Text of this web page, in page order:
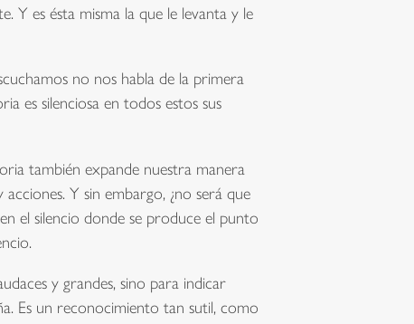
Y es ésta misma la que le levanta y le
no nos habla de la primera
es silenciosa en todos estos sus
también expande nuestra manera
Y sin embargo, ¿no será que
el silencio donde se produce el punto
y grandes, sino para indicar
Es un reconocimiento tan sutil, como